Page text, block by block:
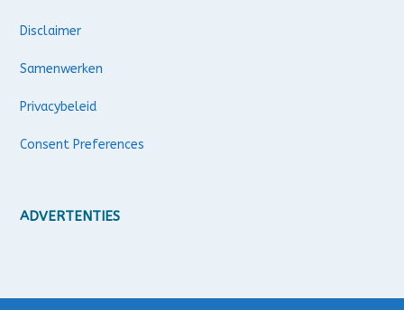
Disclaimer
Samenwerken
Privacybeleid
Consent Preferences
ADVERTENTIES